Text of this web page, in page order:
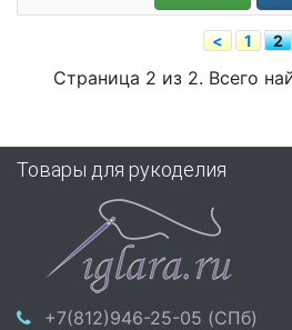
< 1 2
Страница 2 из 2. Всего
Товары для рукоделия
+7(812)946-25-05 (СПб)